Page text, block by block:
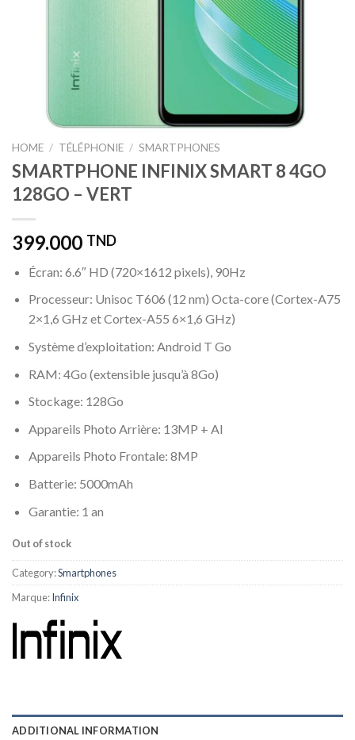
HOME / TÉLÉPHONIE / SMARTPHONES
SMARTPHONE INFINIX SMART 8 4GO
128GO – VERT
399.000 TND
Écran: 6.6″ HD (720×1612 pixels), 90Hz
Processeur: Unisoc T606 (12 nm) Octa-core (Cortex-A75
2×1,6 GHz et Cortex-A55 6×1,6 GHz)
Système d’exploitation: Android T Go
RAM: 4Go (extensible jusqu’à 8Go)
Stockage: 128Go
Appareils Photo Arrière: 13MP + AI
Appareils Photo Frontale: 8MP
Batterie: 5000mAh
Garantie: 1 an
Out of stock
Category:Smartphones
Marque:Infinix
ADDITIONAL INFORMATION